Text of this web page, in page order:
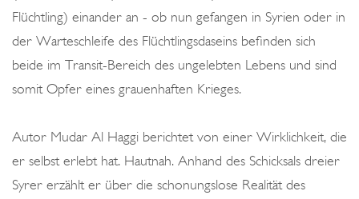
Flüchtling) einander an - ob nun gefangen in Syrien oder in
der Warteschleife des Flüchtlingsdaseins befinden sich
beide im Transit-Bereich des ungelebten Lebens und sind
somit Opfer eines grauenhaften Krieges.
Autor Mudar Al Haggi berichtet von einer Wirklichkeit, die
er selbst erlebt hat. Hautnah. Anhand des Schicksals dreier
Syrer erzählt er über die schonungslose Realität des